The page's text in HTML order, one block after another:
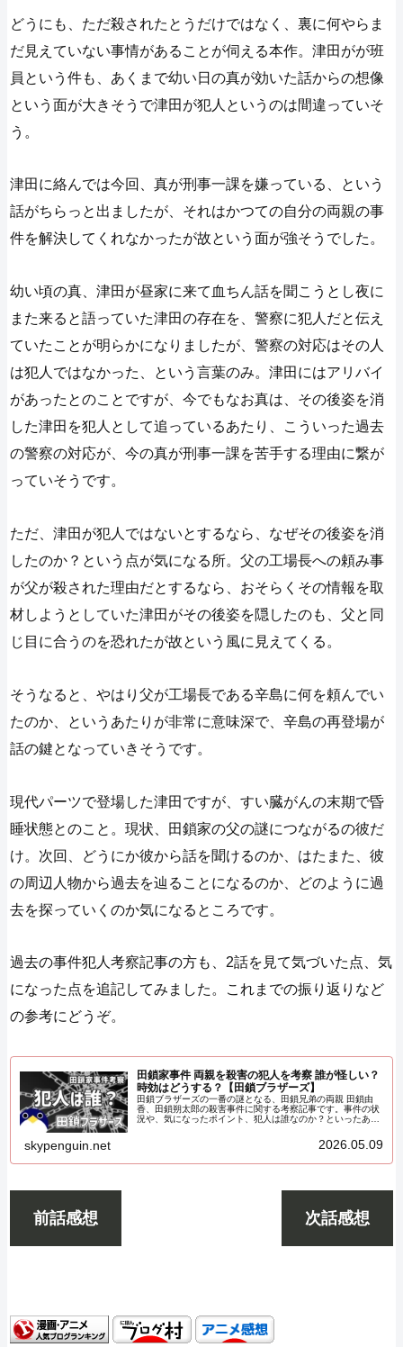
どうにも、ただ殺されたとうだけではなく、裏に何やらま
だ見えていない事情があることが伺える本作。津田がが班
員という件も、あくまで幼い日の真が効いた話からの想像
という面が大きそうで津田が犯人というのは間違っていそ
う。
津田に絡んでは今回、真が刑事一課を嫌っている、という
話がちらっと出ましたが、それはかつての自分の両親の事
件を解決してくれなかったが故という面が強そうでした。
幼い頃の真、津田が昼家に来て血ちん話を聞こうとし夜に
また来ると語っていた津田の存在を、警察に犯人だと伝え
ていたことが明らかになりましたが、警察の対応はその人
は犯人ではなかった、という言葉のみ。津田にはアリバイ
があったとのことですが、今でもなお真は、その後姿を消
した津田を犯人として追っているあたり、こういった過去
の警察の対応が、今の真が刑事一課を苦手する理由に繋が
っていそうです。
ただ、津田が犯人ではないとするなら、なぜその後姿を消
したのか？という点が気になる所。父の工場長への頼み事
が父が殺された理由だとするなら、おそらくその情報を取
材しようとしていた津田がその後姿を隠したのも、父と同
じ目に合うのを恐れたが故という風に見えてくる。
そうなると、やはり父が工場長である辛島に何を頼んでい
たのか、というあたりが非常に意味深で、辛島の再登場が
話の鍵となっていきそうです。
現代パーツで登場した津田ですが、すい臓がんの末期で昏
睡状態とのこと。現状、田鎖家の父の謎につながるの彼だ
け。次回、どうにか彼から話を聞けるのか、はたまた、彼
の周辺人物から過去を辿ることになるのか、どのように過
去を探っていくのか気になるところです。
過去の事件犯人考察記事の方も、2話を見て気づいた点、気
になった点を追記してみました。これまでの振り返りなど
の参考にどうぞ。
田鎖家事件 両親を殺害の犯人を考察 誰が怪しい？
時効はどうする？【田鎖ブラザーズ】
田鎖ブラザーズの一番の謎となる、田鎖兄弟の両親 田鎖由
香、田鎖朔太郎の殺害事件に関する考察記事です。事件の状
況や、気になったポイント、犯人は誰なのか？といったあた
skypenguin.net 2026.05.09
前話感想 次話感想